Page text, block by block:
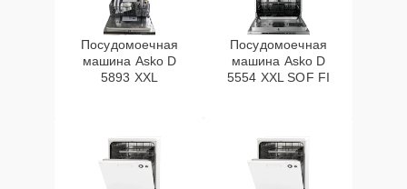
Посудомоечная
машина Asko D
5893 XXL
Посудомоечная
машина Asko D
5554 XXL SOF FI